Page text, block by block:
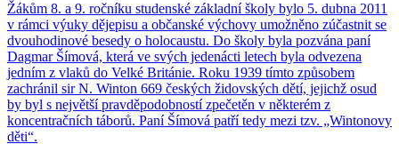
Žákům 8. a 9. ročníku studenské základní školy bylo 5. dubna 2011
v rámci výuky dějepisu a občanské výchovy umožněno zúčastnit se
dvouhodinové besedy o holocaustu. Do školy byla pozvána paní
Dagmar Šímová, která ve svých jedenácti letech byla odvezena
jedním z vlaků do Velké Británie. Roku 1939 tímto způsobem
zachránil sir N. Winton 669 českých židovských dětí, jejichž osud
by byl s největší pravděpodobností zpečetěn v některém z
koncentračních táborů. Paní Šímová patří tedy mezi tzv. „Wintonovy
děti“.